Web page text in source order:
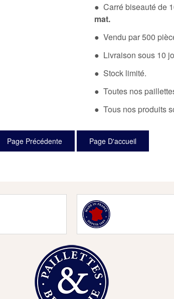
● Carré biseauté de
mat.
● Vendu par 500
● Livraison sous 10
● Stock limité.
● Toutes nos
● Tous nos produits